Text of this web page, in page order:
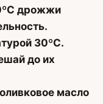
дрожжи
30ºС.
до их
масло